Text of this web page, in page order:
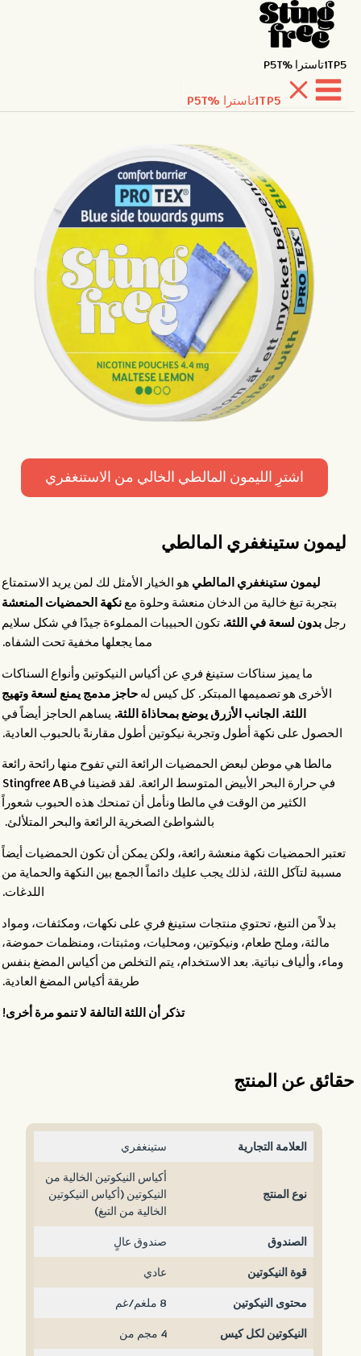
تخطي
1TP5تاسترا %P5T
1TP5تاسترا %P5T
اشترِ الليمون المالطي الخالي من الاستنغفري
ليمون ستينغفري المالطي
ليمون ستينغفري المالطيهو الخيار الأمثل لك لمن يريد الاستمتاع
بتجربة تبغ خالية من الدخان منعشة وحلوة معنكهة الحمضيات المنعشة
رجل بدون لسعة في اللثة.تكون الحبيبات المملوءة جيدًا في شكل سلايم
مما يجعلها مخفية تحت الشفاه.
ما يميز سناكات ستينغ فري عن أكياس النيكوتين وأنواع السناكات
الأخرى هو تصميمها المبتكر. كل كيس لهحاجز مدمج يمنع لسعة وتهيج
اللثة. الجانب الأزرق يوضع بمحاذاة اللثة.يساهم الحاجز أيضاً في
الحصول على نكهة أطول وتجربة نيكوتين أطول مقارنةً بالحبوب العادية.
مالطا هي موطن لبعض الحمضيات الرائعة التي تفوح منها رائحة رائعة
في حرارة البحر الأبيض المتوسط الرائعة. لقد قضينا في Stingfree AB
الكثير من الوقت في مالطا ونأمل أن تمنحك هذه الحبوب شعوراً
بالشواطئ الصخرية الرائعة والبحر المتلألئ.
تعتبر الحمضيات نكهة منعشة رائعة، ولكن يمكن أن تكون الحمضيات أيضاً
مسببة لتآكل اللثة، لذلك يجب عليك دائماً الجمع بين النكهة والحماية من
اللدغات.
بدلاً من التبغ، تحتوي منتجات ستينغ فري على نكهات، ومكثفات، ومواد
مالئة، وملح طعام، ونيكوتين، ومحليات، ومثبتات، ومنظمات حموضة،
وماء، وألياف نباتية. بعد الاستخدام، يتم التخلص من أكياس المضغ بنفس
طريقة أكياس المضغ العادية.
تذكر أن اللثة التالفة لا تنمو مرة أخرى!
حقائق عن المنتج
العلامة التجارية ستينغفري
نوع المنتج
أكياس النيكوتين الخالية من
النيكوتين (أكياس النيكوتين
الخالية من التبغ)
الصندوق صندوق عالٍ
قوة النيكوتين عادي
محتوى النيكوتين
النيكوتين لكل كيس